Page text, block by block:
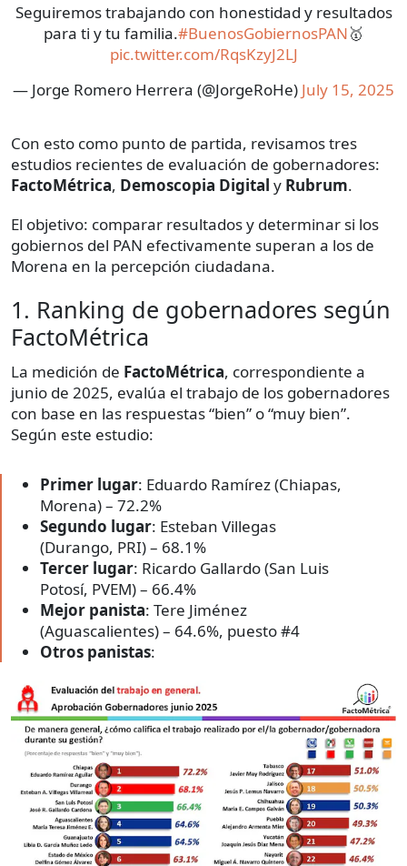
Seguiremos trabajando con honestidad y resultados
para ti y tu familia.#BuenosGobiernosPAN🥇
pic.twitter.com/RqsKzyJ2LJ
— Jorge Romero Herrera (@JorgeRoHe) July 15, 2025
Con esto como punto de partida, revisamos tres
estudios recientes de evaluación de gobernadores:
FactoMétrica, Demoscopia Digital y Rubrum.
El objetivo: comparar resultados y determinar si los
gobiernos del PAN efectivamente superan a los de
Morena en la percepción ciudadana.
1. Ranking de gobernadores según
FactoMétrica
La medición de FactoMétrica, correspondiente a
junio de 2025, evalúa el trabajo de los gobernadores
con base en las respuestas “bien” o “muy bien”.
Según este estudio:
Primer lugar: Eduardo Ramírez (Chiapas,
Morena) – 72.2%
Segundo lugar: Esteban Villegas
(Durango, PRI) – 68.1%
Tercer lugar: Ricardo Gallardo (San Luis
Potosí, PVEM) – 66.4%
Mejor panista: Tere Jiménez
(Aguascalientes) – 64.6%, puesto #4
Otros panistas: